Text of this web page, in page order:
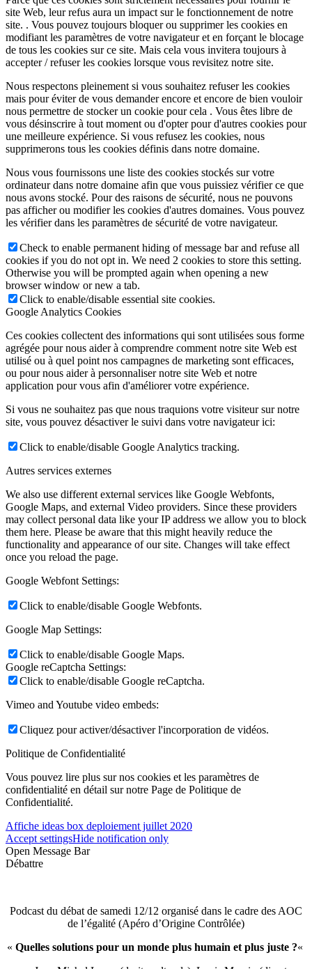
site Web, leur refus aura un impact sur le fonctionnement de notre
site. . Vous pouvez toujours bloquer ou supprimer les cookies en
modifiant les paramètres de votre navigateur et en forçant le blocage
de tous les cookies sur ce site. Mais cela vous invitera toujours à
accepter / refuser les cookies lorsque vous revisitez notre site.
Nous respectons pleinement si vous souhaitez refuser les cookies
mais pour éviter de vous demander encore et encore de bien vouloir
nous permettre de stocker un cookie pour cela . Vous êtes libre de
vous désinscrire à tout moment ou d'opter pour d'autres cookies pour
une meilleure expérience. Si vous refusez les cookies, nous
supprimerons tous les cookies définis dans notre domaine.
Nous vous fournissons une liste des cookies stockés sur votre
ordinateur dans notre domaine afin que vous puissiez vérifier ce que
nous avons stocké. Pour des raisons de sécurité, nous ne pouvons
pas afficher ou modifier les cookies d'autres domaines. Vous pouvez
les vérifier dans les paramètres de sécurité de votre navigateur.
Check to enable permanent hiding of message bar and refuse all
cookies if you do not opt in. We need 2 cookies to store this setting.
Otherwise you will be prompted again when opening a new
browser window or new a tab.
Click to enable/disable essential site cookies.
Google Analytics Cookies
Ces cookies collectent des informations qui sont utilisées sous forme
agrégée pour nous aider à comprendre comment notre site Web est
utilisé ou à quel point nos campagnes de marketing sont efficaces,
ou pour nous aider à personnaliser notre site Web et notre
application pour vous afin d'améliorer votre expérience.
Si vous ne souhaitez pas que nous traquions votre visiteur sur notre
site, vous pouvez désactiver le suivi dans votre navigateur ici:
Click to enable/disable Google Analytics tracking.
Autres services externes
We also use different external services like Google Webfonts,
Google Maps, and external Video providers. Since these providers
may collect personal data like your IP address we allow you to block
them here. Please be aware that this might heavily reduce the
functionality and appearance of our site. Changes will take effect
once you reload the page.
Google Webfont Settings:
Click to enable/disable Google Webfonts.
Google Map Settings:
Click to enable/disable Google Maps.
Google reCaptcha Settings:
Click to enable/disable Google reCaptcha.
Vimeo and Youtube video embeds:
Cliquez pour activer/désactiver l'incorporation de vidéos.
Politique de Confidentialité
Vous pouvez lire plus sur nos cookies et les paramètres de
confidentialité en détail sur notre Page de Politique de
Confidentialité.
Affiche ideas box deploiement juillet 2020
Accept settingsHide notification only
Open Message Bar
Débattre
Podcast du débat de samedi 12/12 organisé dans le cadre des AOC
de l’égalité (Apéro d’Origine Contrôlée)
« Quelles solutions pour un monde plus humain et plus juste ?«